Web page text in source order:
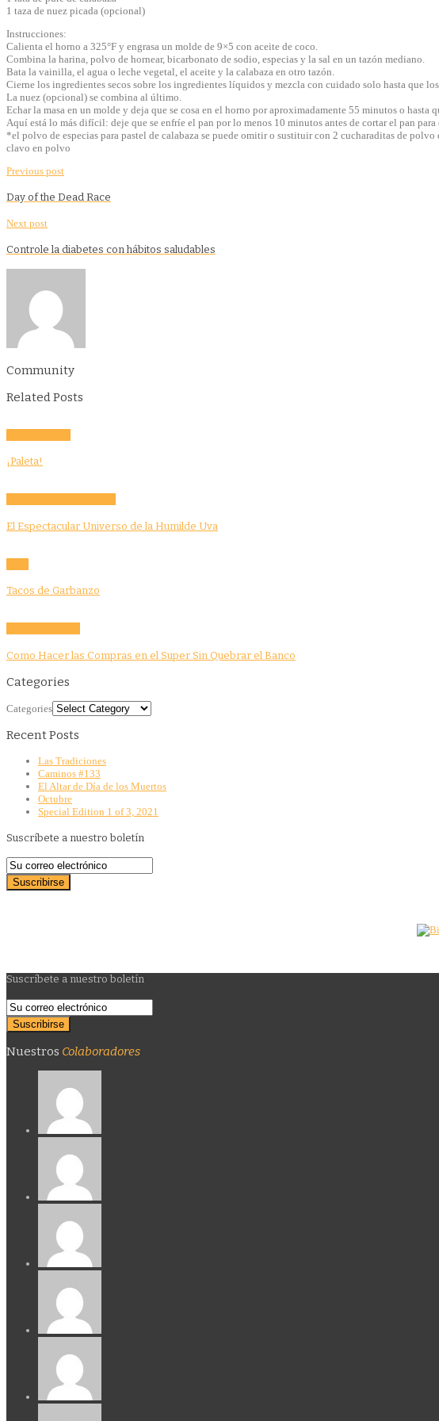
1 taza de nuez picada (opcional)
Instrucciones:
Calienta el horno a 325​°F y engrasa un molde de 9×5 con aceite de coco.
Combina la harina, polvo de hornear, bicarbonato de sodio, especias y la sal en un tazón mediano.
Bata la vainilla, el agua o leche vegetal, el aceite y la calabaza en otro tazón.
Cierne los ingredientes secos sobre los ingredientes líquidos y mezcla con cuidado solo hasta que
La nuez (opcional) se combina al último.
Echar la masa en un molde y deja que se cosa en el horno por aproximadamente 55 minutos o
Aquí está lo más difícil: deje que se enfríe el pan por lo menos 10 minutos antes de cortar el pan para
*el polvo de especias para pastel de calabaza se puede omitir o sustituir con 2 cucharaditas de
clavo en polvo
Previous post
Day of the Dead Race
Next post
Controle la diabetes con hábitos saludables
Community
Related Posts
¡Paleta!
El Espectacular Universo de la Humilde Uva
Tacos de Garbanzo
Como Hacer las Compras en el Super Sin Quebrar el Banco
Categories
Categories
Recent Posts
Las Tradiciones
Caminos #133
El Altar de Día de los Muertos
Octubre
Special Edition 1 of 3, 2021
Suscríbete a nuestro boletín
Suscríbete a nuestro boletín
Nuestros Colaboradores